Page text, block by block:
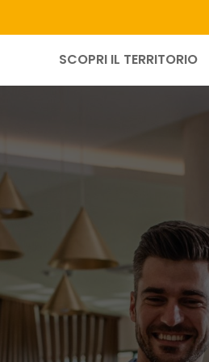
SCOPRI IL TERRITORIO